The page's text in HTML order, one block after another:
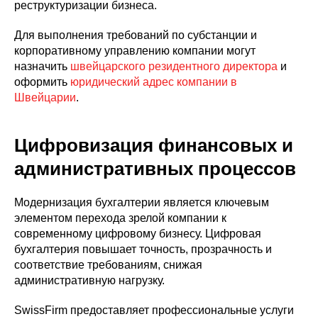
реструктуризации бизнеса.
Для выполнения требований по субстанции и
корпоративному управлению компании могут
назначить швейцарского резидентного директора и
оформить юридический адрес компании в
Швейцарии.
Цифровизация финансовых и
административных процессов
Модернизация бухгалтерии является ключевым
элементом перехода зрелой компании к
современному цифровому бизнесу. Цифровая
бухгалтерия повышает точность, прозрачность и
соответствие требованиям, снижая
административную нагрузку.
SwissFirm предоставляет профессиональные услуги